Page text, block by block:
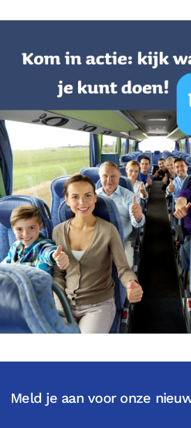
Meld je aan voor onze